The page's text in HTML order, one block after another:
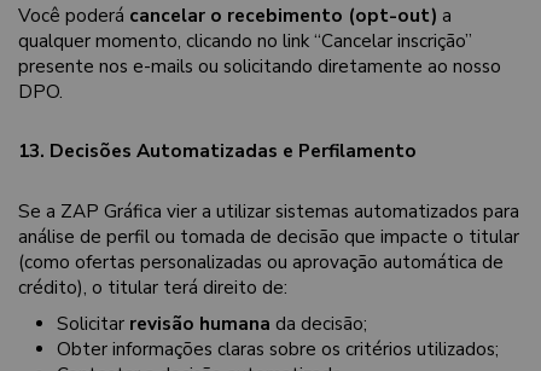
Você poderá cancelar o recebimento (opt-out) a
qualquer momento, clicando no link “Cancelar inscrição”
presente nos e-mails ou solicitando diretamente ao nosso
DPO.
13. Decisões Automatizadas e Perfilamento
Se a ZAP Gráfica vier a utilizar sistemas automatizados para
análise de perfil ou tomada de decisão que impacte o titular
(como ofertas personalizadas ou aprovação automática de
crédito), o titular terá direito de:
Solicitar revisão humana da decisão;
Obter informações claras sobre os critérios utilizados;